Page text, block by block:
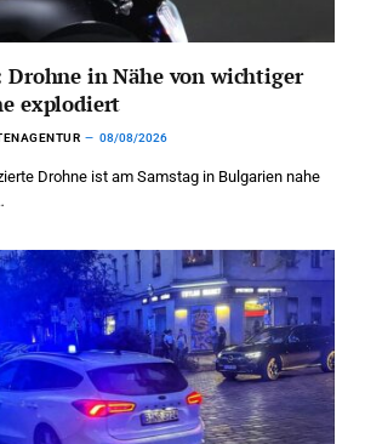
Drohne in Nähe von wichtiger
explodiert
08/08/2026
Drohne ist am Samstag in Bulgarien nahe